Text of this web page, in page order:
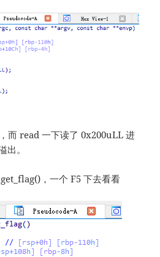
而 read 一下读了 0x200uLL 进
出。
，一个 F5 下去看看